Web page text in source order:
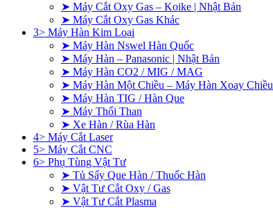
➤ Máy Cắt Oxy Gas – Koike | Nhật Bản
➤ Máy Cắt Oxy Gas Khác
3> Máy Hàn Kim Loại
➤ Máy Hàn Nswel Hàn Quốc
➤ Máy Hàn – Panasonic | Nhật Bản
➤ Máy Hàn CO2 / MIG / MAG
➤ Máy Hàn Một Chiều – Máy Hàn Xoay Chiều
➤ Máy Hàn TIG / Hàn Que
➤ Máy Thổi Than
➤ Xe Hàn / Rùa Hàn
4> Máy Cắt Laser
5> Máy Cắt CNC
6> Phụ Tùng Vật Tư
➤ Tủ Sấy Que Hàn / Thuốc Hàn
➤ Vật Tư Cắt Oxy / Gas
➤ Vật Tư Cắt Plasma